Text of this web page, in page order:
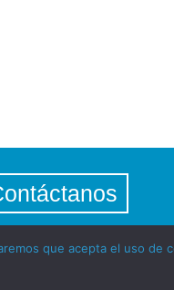
que acepta el uso de